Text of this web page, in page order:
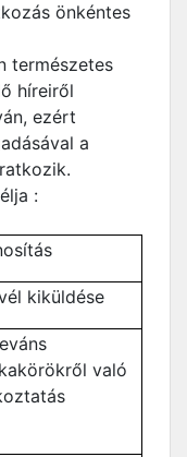
önkéntes
természetes
híreiről
ezért
a
:
kiküldése
való